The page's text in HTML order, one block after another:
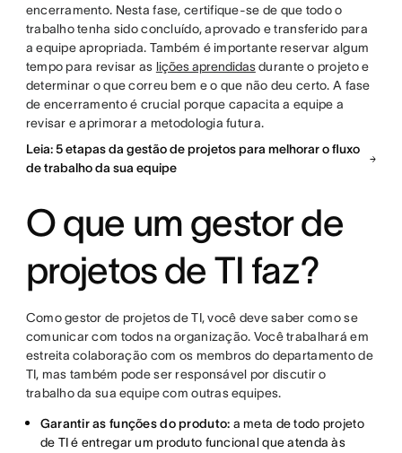
encerramento. Nesta fase, certifique-se de que todo o
trabalho tenha sido concluído, aprovado e transferido para
a equipe apropriada. Também é importante reservar algum
tempo para revisar as lições aprendidasdurante o projeto e
determinar o que correu bem e o que não deu certo. A fase
de encerramento é crucial porque capacita a equipe a
revisar e aprimorar a metodologia futura.
Leia: 5 etapas da gestão de projetos para melhorar o fluxo
de trabalho da sua equipe
O que um gestor de
projetos de TI faz?
Como gestor de projetos de TI, você deve saber como se
comunicar com todos na organização. Você trabalhará em
estreita colaboração com os membros do departamento de
TI, mas também pode ser responsável por discutir o
trabalho da sua equipe com outras equipes.
Garantir as funções do produto: a meta de todo projeto
de TI é entregar um produto funcional que atenda às